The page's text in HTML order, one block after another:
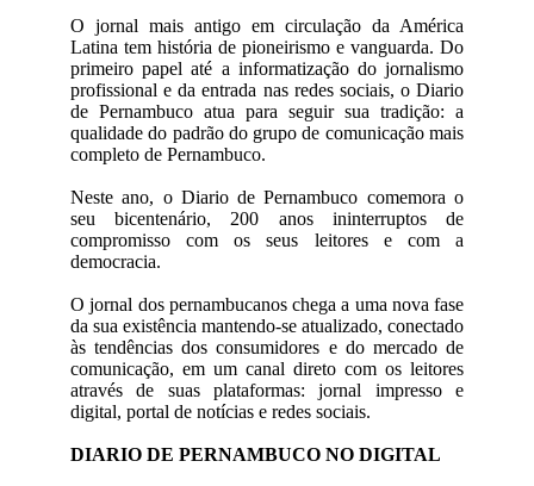
O jornal mais antigo em circulação da América
Latina tem história de pioneirismo e vanguarda. Do
primeiro papel até a informatização do jornalismo
profissional e da entrada nas redes sociais, o Diario
de Pernambuco atua para seguir sua tradição: a
qualidade do padrão do grupo de comunicação mais
completo de Pernambuco.
Neste ano, o Diario de Pernambuco comemora o
seu bicentenário, 200 anos ininterruptos de
compromisso com os seus leitores e com a
democracia.
O jornal dos pernambucanos chega a uma nova fase
da sua existência mantendo-se atualizado, conectado
às tendências dos consumidores e do mercado de
comunicação, em um canal direto com os leitores
através de suas plataformas: jornal impresso e
digital, portal de notícias e redes sociais.
DIARIO DE PERNAMBUCO NO DIGITAL